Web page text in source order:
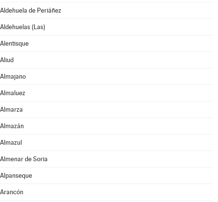
Aldehuela de Periáñez
Aldehuelas (Las)
Alentisque
Aliud
Almajano
Almaluez
Almarza
Almazán
Almazul
Almenar de Soria
Alpanseque
Arancón